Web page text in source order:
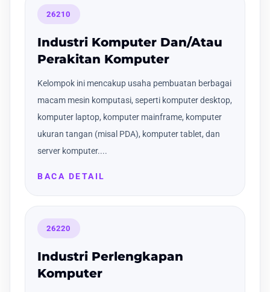
26210
Industri Komputer Dan/Atau
Perakitan Komputer
Kelompok ini mencakup usaha pembuatan berbagai
macam mesin komputasi, seperti komputer desktop,
komputer laptop, komputer mainframe, komputer
ukuran tangan (misal PDA), komputer tablet, dan
server komputer....
BACA DETAIL
26220
Industri Perlengkapan
Komputer